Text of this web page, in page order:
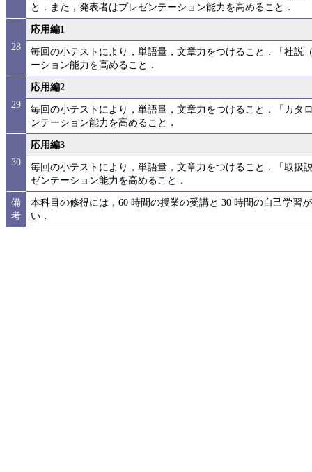
と．また，発表者はプレゼンテーション能力を高めること．
28
応用編1
毎回の小テストにより，単語量，文章力をつけること．「社説
ーション能力を高めること．
29
応用編2
毎回の小テストにより，単語量，文章力をつけること．「カタ
ンテーション能力を高めること．
30
応用編3
毎回の小テストにより，単語量，文章力をつけること．「取扱
ゼンテーション能力を高めること．
備
考
本科目の修得には，60 時間の授業の受講と 30 時間の自己学習
い．